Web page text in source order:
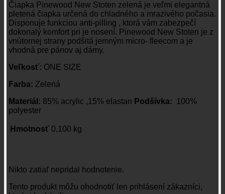
Čiapka Pinewood New Stoten zelená je veľmi elegantná
pletená čiapka určená do chladného a mrazivého počasia.
Disponuje funkciou anti-pilling , ktorá vám zabezpečí
dokonalý komfort pri je nosení. Pinewood New Stoten je z
vnútornej strany podšitá jemným micro- fleecom a je
vhodná pre pánov aj dámy.
Veľkosť: ONE SIZE
Farba: Zelená
Materiál: 85% acrylic ,15% elastan Podšívka:
100%
polyester
Hmotnosť 0,100 kg
Nikto zatiaľ nepridal hodnotenie.
Tento produkt môžu ohodnotiť len prihlásení zákazníci,